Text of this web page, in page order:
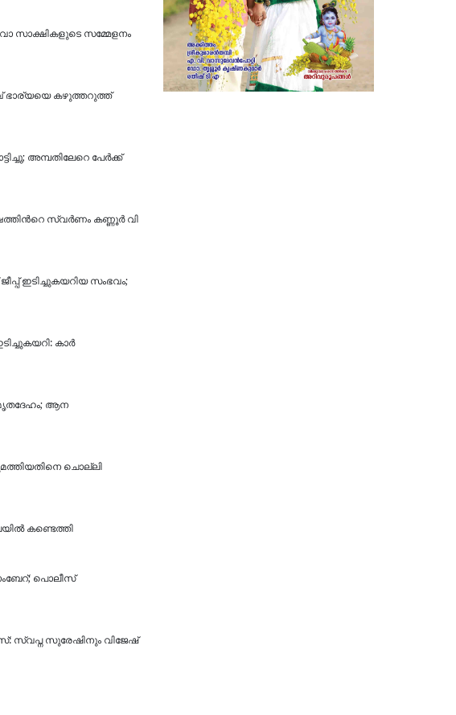
സാക്ഷികളുടെ സമ്മേളനം
ഭാര്യയെ കഴുത്തറുത്ത്
അമ്പതിലേറെ പേര്‍ക്ക്
സ്വ​ർ​ണം ക​ണ്ണൂ​ർ വി​
ഇടിച്ചുകയറിയ സംഭവം;
കാര്‍
ആന
ചൊല്ലി
കണ്ടെത്തി
പൊലീസ്
സ്വപ്ന സുരേഷിനും വിജേഷ്‌